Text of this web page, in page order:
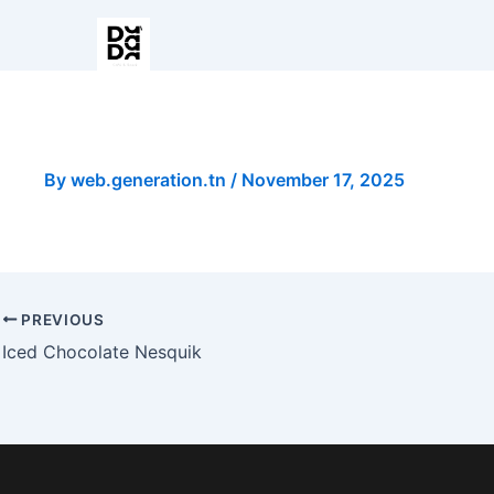
By web.generation.tn / November 17, 2025
PREVIOUS
Iced Chocolate Nesquik